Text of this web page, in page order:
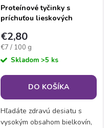
Proteínové tyčinky s
príchuťou lieskových
€2,80
Jednotková
cena:
€7 / 100 g
Skladom >5 ks
DO KOŠÍKA
Hľadáte zdravú desiatu s
vysokým obsahom bielkovín,